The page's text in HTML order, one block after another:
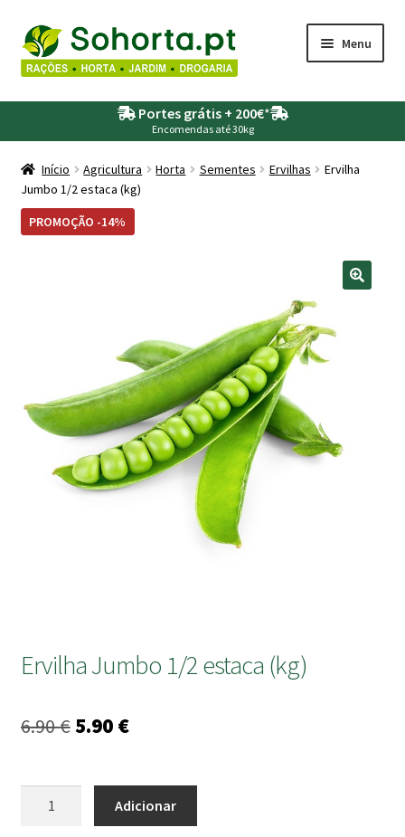
Ir
para
a
navegação
Saltar
para
o
conteúdo
Menu
Agricultura
Drogaria
Rega
Portes grátis + 200€*
Encomendas até 30kg
Início Agricultura Horta Sementes Ervilhas
Ervilha
Jumbo 1/2 estaca (kg)
PROMOÇÃO -14%
Ervilha Jumbo 1/2 estaca (kg)
6.90€O
original
era:
5.90 €O
atual
é:
Adicionar